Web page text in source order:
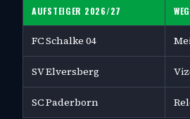
AUFSTEIGER 2026/27 WEG
FC Schalke 04
SV Elversberg
SC Paderborn